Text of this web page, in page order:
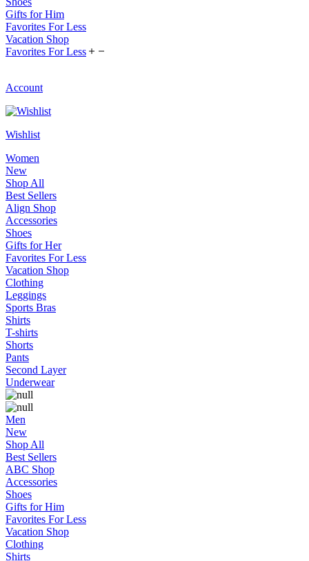
Gifts for Him
Favorites For Less
Vacation Shop
Favorites For Less
Account
Wishlist
Women
New
Shop All
Best Sellers
Align Shop
Accessories
Shoes
Gifts for Her
Favorites For Less
Vacation Shop
Clothing
Leggings
Sports Bras
Shirts
T-shirts
Shorts
Pants
Second Layer
Underwear
Men
New
Shop All
Best Sellers
ABC Shop
Accessories
Shoes
Gifts for Him
Favorites For Less
Vacation Shop
Clothing
Shirts